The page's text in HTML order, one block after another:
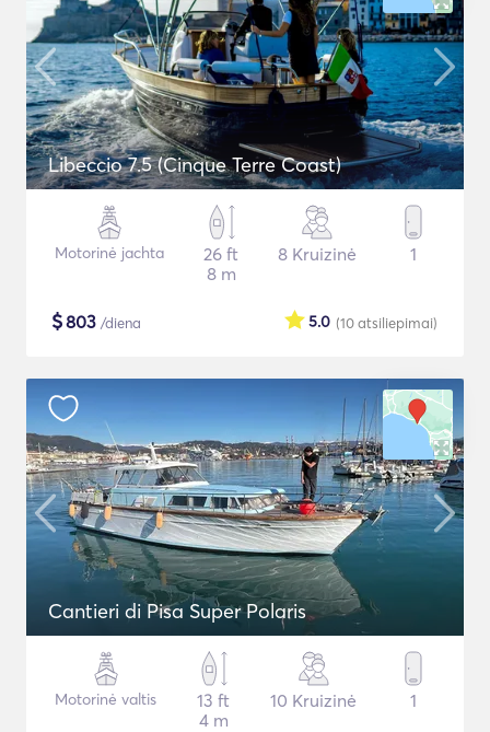
Libeccio 7.5 (Cinque Terre Coast)
Motorinė jachta
26 ft
8 m
8 Kruizinė 1
$803 /diena (10atsiliepimai)
5.0
Cantieri di Pisa Super Polaris
Motorinė valtis
13 ft
4 m
10 Kruizinė 1